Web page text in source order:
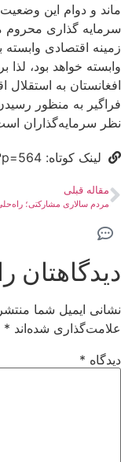
ماند و دوام این
سرمایه گذاری محروم
زمینه اقتصادی
وابسته خواهد بود،
افغانستان به
فراگیر به منظور
نظر سرمایه‌گذاران
لینک کوتاه: https://afgreview.com/?p=564
مقاله قبلی
دیدگاهتان
نشانی ایمیل شما
علامت‌گذاری شده‌اند *
دیدگاه *